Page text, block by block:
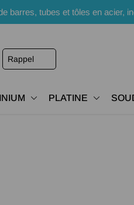
tubes et tôles en acier,
Rappel
PLATINE